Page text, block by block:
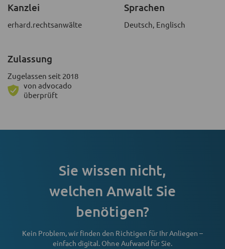
Kanzlei
erhard.rechtsanwälte
Sprachen
Deutsch, Englisch
Zulassung
Zugelassen seit 2018
von advocado
überprüft
Sie wissen nicht,
welchen Anwalt Sie
benötigen?
Kein Problem, wir finden den Richtigen für Ihr Anliegen –
einfach digital. Ohne Aufwand für Sie.